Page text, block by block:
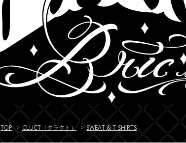
TOP > CLUCT（クラクト） > SWEAT & T-SHIRTS